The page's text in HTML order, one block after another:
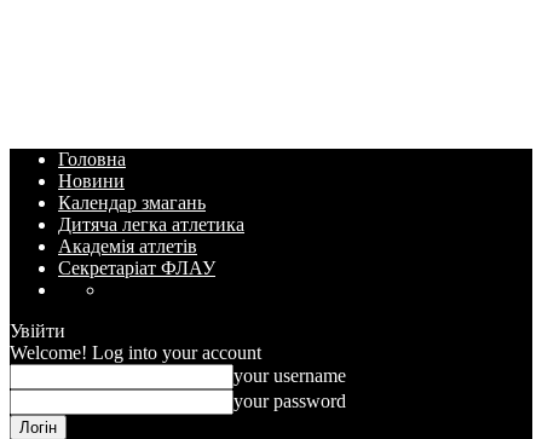
Головна
Новини
Календар змагань
Дитяча легка атлетика
Академія атлетів
Секретаріат ФЛАУ
Увійти
Welcome! Log into your account
your username
your password